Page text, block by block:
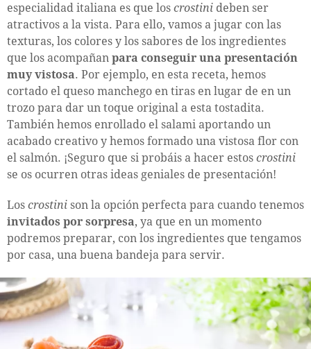
especialidad italiana es que los crostini deben ser
atractivos a la vista. Para ello, vamos a jugar con las
texturas, los colores y los sabores de los ingredientes
que los acompañan para conseguir una presentación
muy vistosa. Por ejemplo, en esta receta, hemos
cortado el queso manchego en tiras en lugar de en un
trozo para dar un toque original a esta tostadita.
También hemos enrollado el salami aportando un
acabado creativo y hemos formado una vistosa flor con
el salmón. ¡Seguro que si probáis a hacer estos crostini
se os ocurren otras ideas geniales de presentación!
Los crostini son la opción perfecta para cuando tenemos
invitados por sorpresa, ya que en un momento
podremos preparar, con los ingredientes que tengamos
por casa, una buena bandeja para servir.